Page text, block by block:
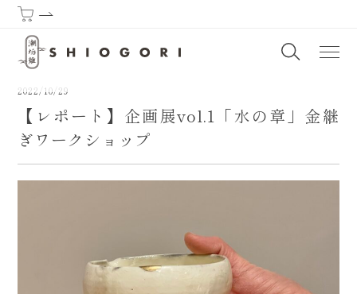
潮垢離からはじまる熊野古道 | SHIOGORI (Purification by the
2022/10/29
【レポート】企画展vol.1「水の章」金継
ぎワークショップ